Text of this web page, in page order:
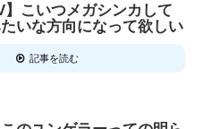
】こいつメガシンカして
いな方向になって欲しい
記事を読む